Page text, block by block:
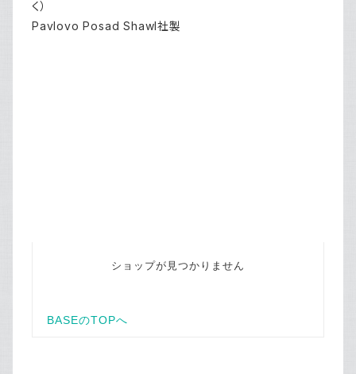
く）
Pavlovo Posad Shawl社製